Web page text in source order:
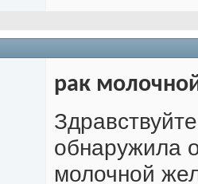
рак
обнаружила
молочной